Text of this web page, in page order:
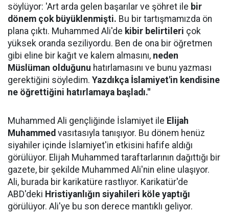
söylüyor: 'Art arda gelen başarılar ve şöhret ile bir
dönem çok büyüklenmişti. Bu bir tartışmamızda ön
plana çıktı. Muhammed Ali'de kibir belirtileri çok
yüksek oranda seziliyordu. Ben de ona bir öğretmen
gibi eline bir kağıt ve kalem almasını, neden
Müslüman olduğunu hatırlamasını ve bunu yazması
gerektiğini söyledim. Yazdıkça İslamiyet'in kendisine
ne öğrettiğini hatırlamaya başladı."
Muhammed Ali gençliğinde İslamiyet ile Elijah
Muhammed vasıtasıyla tanışıyor. Bu dönem henüz
siyahiler içinde İslamiyet'in etkisini hafife aldığı
görülüyor. Elijah Muhammed taraftarlarının dağıttığı bir
gazete, bir şekilde Muhammed Ali'nin eline ulaşıyor.
Ali, burada bir karikatüre rastlıyor. Karikatür'de
ABD'deki Hristiyanlığın siyahileri köle yaptığı
görülüyor. Ali'ye bu son derece mantıklı geliyor.